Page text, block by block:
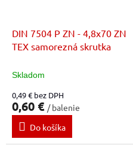
DIN 7504 P ZN - 4,8x70 ZN
TEX samorezná skrutka
Skladom
0,49 € bez DPH
0,60 € / balenie
Do košíka